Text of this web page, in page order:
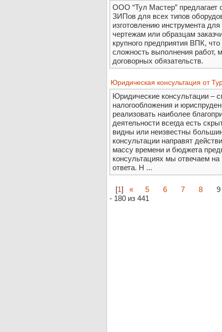
ООО “Тул Мастер” предлагает
ЗИПов для всех типов
изготовлению инструмента
чертежам или образцам
крупного предприятия ВПК,
сложность выполнения работ,
договорных обязательств.
Юридическая консультация от
Юридические консультации –
налогообложения и
реализовать наиболее
деятельности всегда есть
видны или неизвестны
консультации направят
массу времени и бюджета
консультациях мы отвечаем
ответа. Н ...
[1] « 5 6 7 8
9
- 180 из 441